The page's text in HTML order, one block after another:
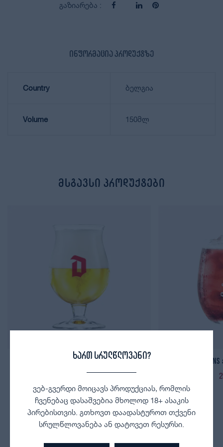
გაზიარება :
ინფორმაცია პროდუქტზე
Country ბელგია
Volume 150მლ
მსგავსი პროდუქტები
Duvel ჭიქა
₾
ხართ სრულწლოვანი?
ვებ-გვერდი მოიცავს პროდუქციას, რომლის
ჩვენებაც დასაშვებია მხოლოდ 18+ ასაკის
პირებისთვის. გთხოვთ დაადასტუროთ თქვენი
სრულწლოვანება ან დატოვეთ რესურსი.